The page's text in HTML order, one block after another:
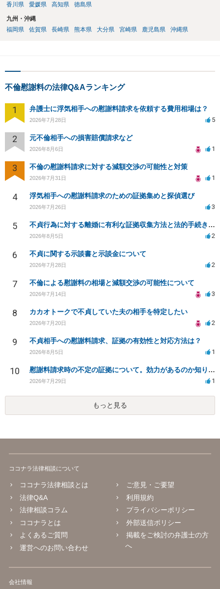
香川県
愛媛県 高知県 徳島県
九州・沖縄
福岡県
佐賀県 長崎県 熊本県 大分県 宮崎県 鹿児島県 沖縄県
不倫慰謝料の法律Q&Aランキング
1 弁護士に浮気相手への慰謝料請求を依頼する費用相場は？
2026年7月28日 5
2 元不倫相手への損害賠償請求など
2026年8月6日 1
3 不倫の慰謝料請求に対する減額交渉の可能性と対策
2026年7月31日 1
4 浮気相手への慰謝料請求のための証拠集めと探偵選び
2026年7月26日 3
5 不貞行為に対する離婚に有利な証拠収集方法と法的手続きについて
2026年8月5日 2
6 不貞に関する示談書と示談金について
2026年7月28日 2
7 不倫による慰謝料の相場と減額交渉の可能性について
2026年7月14日 3
8 カカオトークで不貞していた夫の相手を特定したい
2026年7月20日 2
9 不貞相手への慰謝料請求、証拠の有効性と対応方法は？
2026年8月5日 1
10 慰謝料請求時の不定の証拠について。効力があるのか知りたい。
2026年7月29日 1
もっと見る
ココナラ法律相談について
ココナラ法律相談とは
法律Q&A
法律相談コラム
ココナラとは
よくあるご質問
運営へのお問い合わせ
ご意見・ご要望
利用規約
プライバシーポリシー
外部送信ポリシー
掲載をご検討の弁護士の方
へ
会社情報